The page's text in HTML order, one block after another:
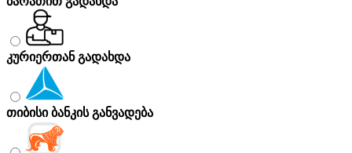
კურიერთან გადახდა
თიბისი ბანკის განვადება